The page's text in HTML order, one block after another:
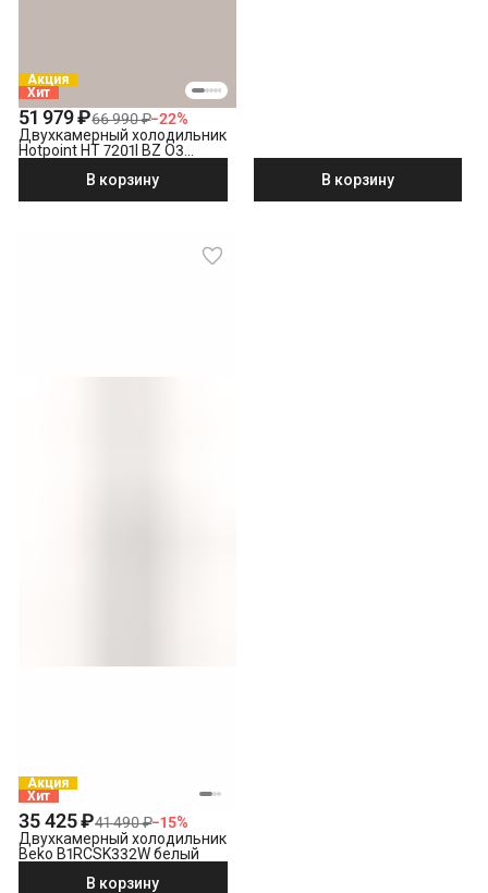
Акция
Хит
51 979 ₽66 990 ₽−22%
Двухкамерный холодильник
Hotpoint HT 7201I BZ O3
В корзину
В корзину
Акция
Хит
35 425 ₽41 490 ₽−15%
Двухкамерный холодильник
Beko B1RCSK332W белый
В корзину